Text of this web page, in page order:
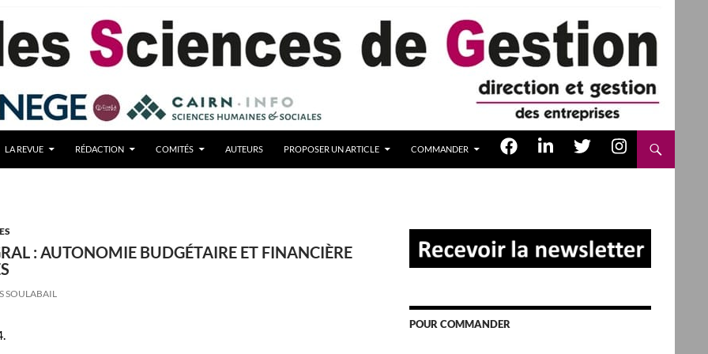
LA REVUE RÉDACTION COMITÉS AUTEURS PROPOSER UN ARTICLE COMMANDER
: AUTONOMIE BUDGÉTAIRE ET FINANCIÈRE
SOULABAIL
POUR COMMANDER